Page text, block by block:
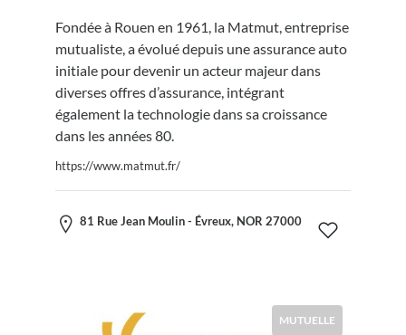
Fondée à Rouen en 1961, la Matmut, entreprise
mutualiste, a évolué depuis une assurance auto
initiale pour devenir un acteur majeur dans
diverses offres d’assurance, intégrant
également la technologie dans sa croissance
dans les années 80.
https://www.matmut.fr/
81 Rue Jean Moulin - Évreux, NOR 27000
MUTUELLE